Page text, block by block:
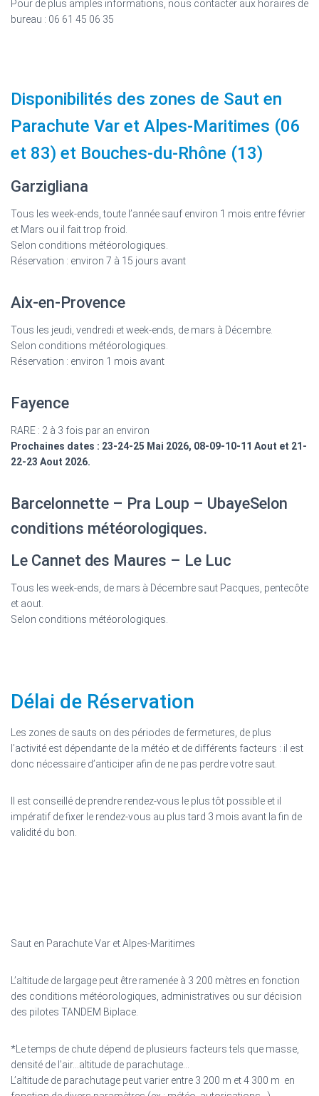
Pour de plus amples informations, nous contacter aux horaires de
bureau : 06 61 45 06 35
Disponibilités des zones de Saut en
Parachute Var et Alpes-Maritimes (06
et 83) et Bouches-du-Rhône (13)
Garzigliana
Tous les week-ends, toute l’année sauf environ 1 mois entre février
et Mars ou il fait trop froid.
Selon conditions météorologiques.
Réservation : environ 7 à 15 jours avant
Aix-en-Provence
Tous les jeudi, vendredi et week-ends, de mars à Décembre.
Selon conditions météorologiques.
Réservation : environ 1 mois avant
Fayence
RARE : 2 à 3 fois par an environ
Prochaines dates : 23-24-25 Mai 2026, 08-09-10-11 Aout et 21-
22-23 Aout 2026.
Barcelonnette – Pra Loup – UbayeSelon
conditions météorologiques.
Le Cannet des Maures – Le Luc
Tous les week-ends, de mars à Décembre saut Pacques, pentecôte
et aout.
Selon conditions météorologiques.
Délai de Réservation
Les zones de sauts on des périodes de fermetures, de plus
l’activité est dépendante de la météo et de différents facteurs : il est
donc nécessaire d’anticiper afin de ne pas perdre votre saut.
Il est conseillé de prendre rendez-vous le plus tôt possible et il
impératif de fixer le rendez-vous au plus tard 3 mois avant la fin de
validité du bon.
Saut en Parachute Var et Alpes-Maritimes
L’altitude de largage peut être ramenée à 3 200 mètres en fonction
des conditions météorologiques, administratives ou sur décision
des pilotes TANDEM Biplace.
*Le temps de chute dépend de plusieurs facteurs tels que masse,
densité de l’air…altitude de parachutage…
L’altitude de parachutage peut varier entre 3 200 m et 4 300 m en